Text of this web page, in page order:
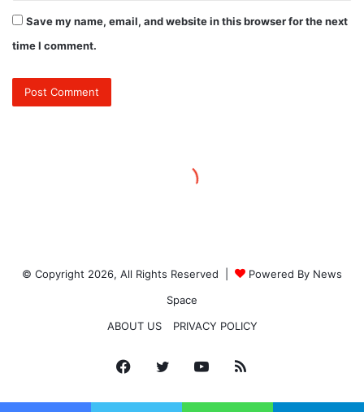
© Copyright 2026, All Rights Reserved |
Powered By News
Space
ABOUT US
PRIVACY POLICY
Facebook
TwitterYouTube
RSS